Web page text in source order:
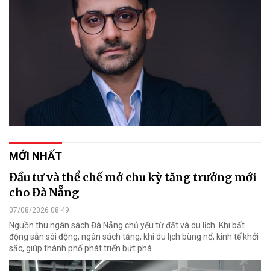
MỚI NHẤT
Đầu tư và thể chế mở chu kỳ tăng trưởng mới
cho Đà Nẵng
07/08/2026 08:49
Nguồn thu ngân sách Đà Nẵng chủ yếu từ đất và du lịch. Khi bất
động sản sôi động, ngân sách tăng, khi du lịch bùng nổ, kinh tế khởi
sắc, giúp thành phố phát triển bứt phá.